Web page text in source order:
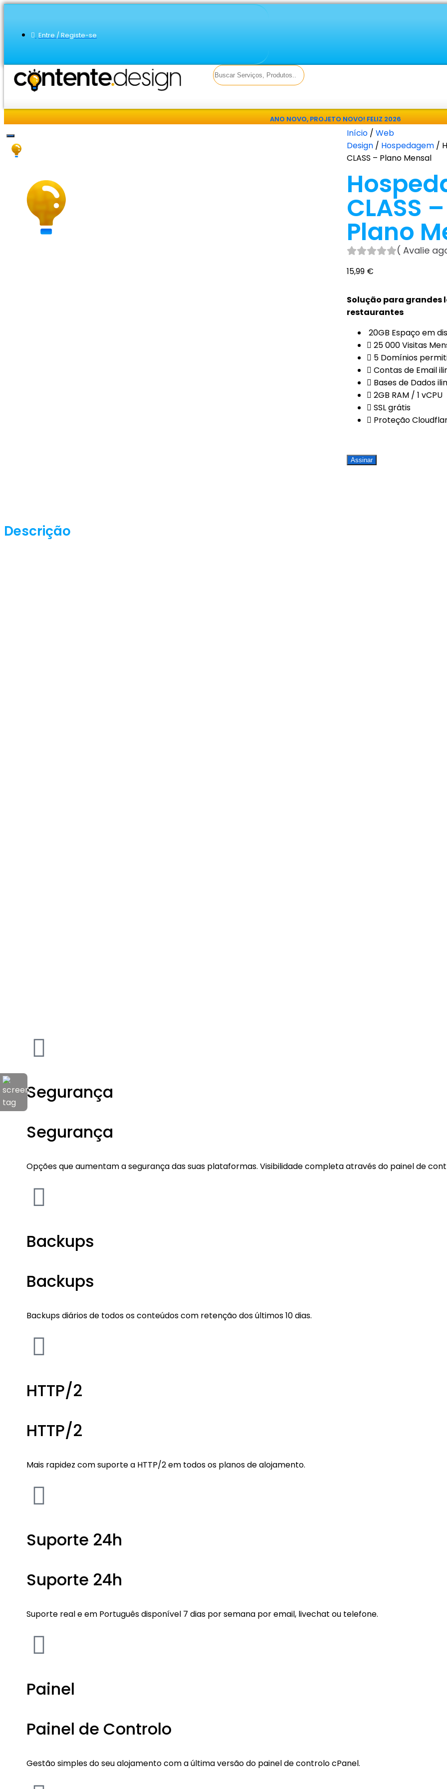
Entre / Registe-se
ANO NOVO, PROJETO NOVO! FELIZ 2026
Início/ Web
Design/ Hospedagem/
CLASS – Plano Mensal
CLASS –
Plano
( Avalie
15,99 €
Solução para grandes
restaurantes
20GB Espaço em
25 000 Visitas
5 Domínios
Contas de Email
Bases de Dados
2GB RAM / 1 vCPU
SSL grátis
Proteção
Assinar
Descrição
Segurança
Segurança
Opções que aumentam a segurança das suas plataformas. Visibilidade completa através do painel de
Backups
Backups
Backups diários de todos os conteúdos com retenção dos últimos 10 dias.
HTTP/2
HTTP/2
Mais rapidez com suporte a HTTP/2 em todos os planos de alojamento.
Suporte 24h
Suporte 24h
Suporte real e em Português disponível 7 dias por semana por email, livechat ou telefone.
Painel
Painel de Controlo
Gestão simples do seu alojamento com a última versão do painel de controlo cPanel.